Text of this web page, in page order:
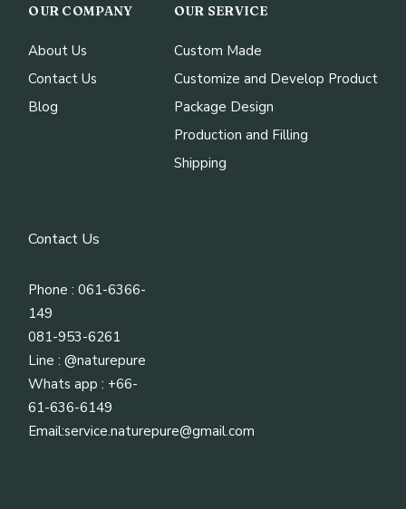
OUR COMPANY
About Us
Contact Us
Blog
OUR SERVICE
Custom Made
Customize and Develop Product
Package Design
Production and Filling
Shipping
Contact Us
Phone : 061-6366-
149
081-953-6261
Line : @naturepure
Whats app : +66-
61-636-6149
Email:service.naturepure@gmail.com